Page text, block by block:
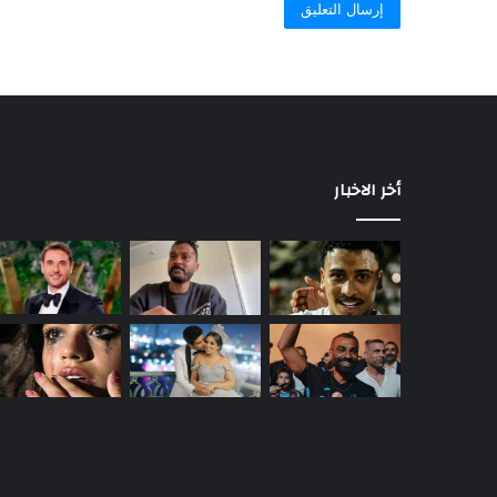
أخر الاخبار
حمدي
الميرغني
يعلن
انفصاله
عن
إسراء
عبد
حمدي الميرغني يعلن انفصاله عن